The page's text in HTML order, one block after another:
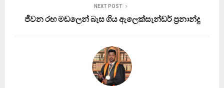
NEXT POST
ජීවන රඟ මඬලෙන් බැස ගිය ඇලෙක්සැන්ඩර් ප්‍රනාන්දු